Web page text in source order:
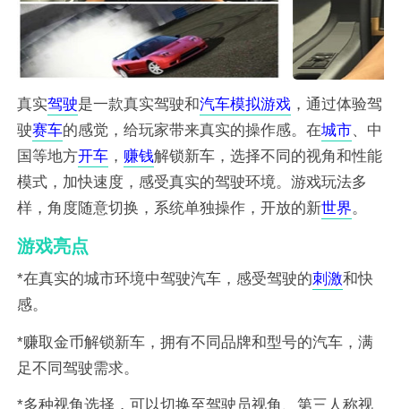
真实驾驶是一款真实驾驶和汽车模拟游戏，通过体验驾
驶赛车的感觉，给玩家带来真实的操作感。在城市、中
国等地方开车， 赚钱解锁新车，选择不同的视角和性能
模式，加快速度，感受真实的驾驶环境。游戏玩法多
样，角度随意切换，系统单独操作，开放的新世界。
游戏亮点
*在真实的城市环境中驾驶汽车，感受驾驶的刺激和快
感。
*赚取金币解锁新车，拥有不同品牌和型号的汽车，满
足不同驾驶需求。
*多种视角选择，可以切换至驾驶员视角、第三人称视